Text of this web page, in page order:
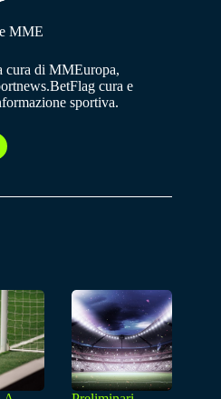
MME
cura di MMEuropa,
cura e
sportiva.